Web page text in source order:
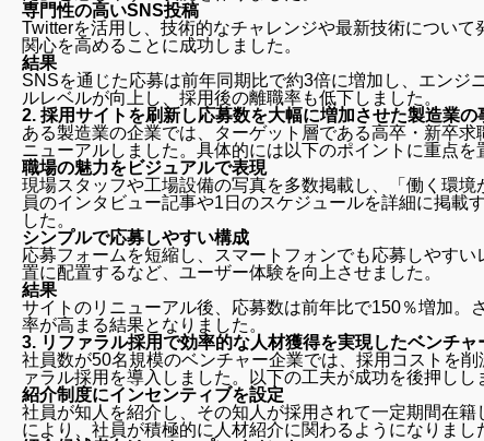
専門性の高いSNS投稿
Twitterを活用し、技術的なチャレンジや最新技術につい
関心を高めることに成功しました。
結果
SNSを通じた応募は前年同期比で約3倍に増加し、エンジ
ルレベルが向上し、採用後の離職率も低下しました。
2. 採用サイトを刷新し応募数を大幅に増加させた製造業の
ある製造業の企業では、ターゲット層である高卒・新卒
ニューアルしました。具体的には以下のポイントに重点を
職場の魅力をビジュアルで表現
現場スタッフや工場設備の写真を多数掲載し、「働く環
員のインタビュー記事や1日のスケジュールを詳細に掲載
した。
シンプルで応募しやすい構成
応募フォームを短縮し、スマートフォンでも応募しやす
置に配置するなど、ユーザー体験を向上させました。
結果
サイトのリニューアル後、応募数は前年比で150％増加
率が高まる結果となりました。
3. リファラル採用で効率的な人材獲得を実現したベンチャ
社員数が50名規模のベンチャー企業では、採用コストを
ァラル採用を導入しました。以下の工夫が成功を後押しし
紹介制度にインセンティブを設定
社員が知人を紹介し、その知人が採用されて一定期間在
により、社員が積極的に人材紹介に関わるようになりまし